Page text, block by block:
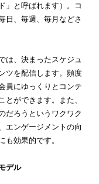
」と呼ばれます）。コ
日、毎週、毎月などさ
は、決まったスケジュ
ツを配信します。頻度
員にゆっくりとコンテ
とができます。また、
だろうというワクワク
エンゲージメントの向
も効果的です。
デル